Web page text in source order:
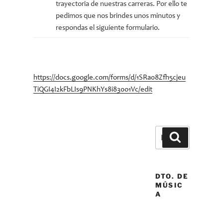
trayectoria de nuestras carreras. Por ello te
pedimos que nos brindes unos minutos y
respondas el siguiente formulario.
https://docs.google.com/forms/d/1SRa08Zfh5cjeu
TiQGI4I2kFbLIs9PNKhYs8i830o1Vc/edit
Buscar
por:
DTO. DE
MÚSIC
A